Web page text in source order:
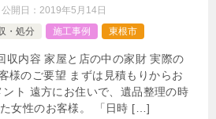
公開日： 2019年5月14日
・処分 施工事例 東根市
収内容 家屋と店の中の家財 実際の
様のご要望 まずは見積もりからお
ト 遠方にお住いで、遺品整理の時
女性のお客様。 「日時 […]